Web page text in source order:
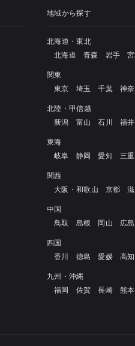
地域から探す
北海道・東北
北海道
青森 岩手
関東
東京
埼玉 千葉 神奈
北陸・甲信越
新潟
富山 石川 福井
東海
岐阜
静岡 愛知 三重
関西
大阪・和歌山
京都
中国
鳥取
島根 岡山 広島
四国
香川
徳島 愛媛 高知
九州・沖縄
福岡
佐賀 長崎 熊本